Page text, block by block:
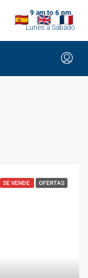
9 am to 6 pm
Lunes a Sábado
SE VENDE OFERTAS